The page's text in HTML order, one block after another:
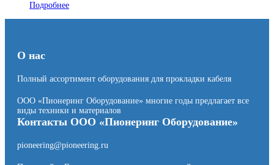
Подробнее
О нас
Полный ассортимент оборудования для прокладки кабеля
ООО «Пионеринг Оборудование» многие годы предлагает все
виды техники и материалов
Контакты ООО «Пионеринг Оборудование»
pioneering@pioneering.ru